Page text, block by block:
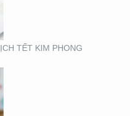
TẾT KIM PHONG